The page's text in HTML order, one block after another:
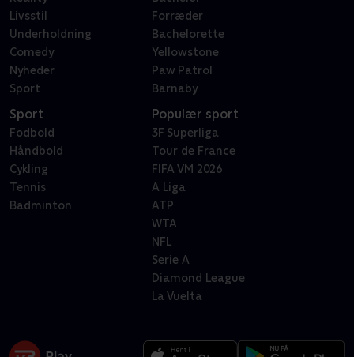
Livsstil
Underholdning
Comedy
Nyheder
Sport
Forræder
Bachelorette
Yellowstone
Paw Patrol
Barnaby
Sport
Fodbold
Håndbold
Cykling
Tennis
Badminton
Populær sport
3F Superliga
Tour de France
FIFA VM 2026
A Liga
ATP
WTA
NFL
Serie A
Diamond League
La Vuelta